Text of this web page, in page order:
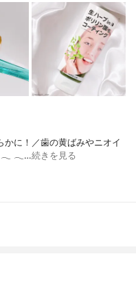
かに！／歯の黄ばみやニオイ
‪𓂃‬ ‪𓂃‬…続きを見る